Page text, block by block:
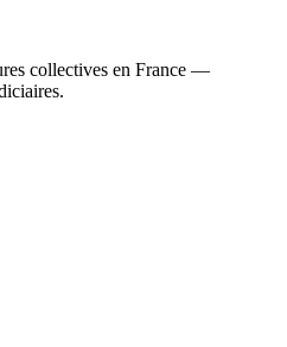
collectives en France —